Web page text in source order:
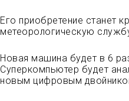
Его приобретение станет
метеорологическую
Новая машина будет в 6
Суперкомпьютер будет
новым цифровым